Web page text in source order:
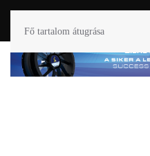
Fő tartalom átugrása